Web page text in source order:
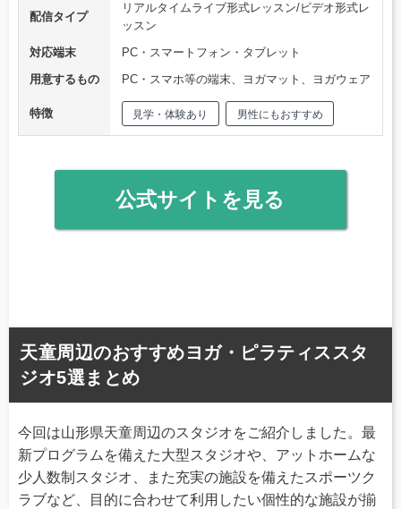
配信タイプ
リアルタイムライブ形式レッスン/ビデオ形式レ
ッスン
対応端末
PC・スマートフォン・タブレット
用意するもの
PC・スマホ等の端末、ヨガマット、ヨガウェア
特徴 見学・体験あり 男性にもおすすめ
公式サイトを見る
天童周辺のおすすめヨガ・ピラティススタ
ジオ5選まとめ
今回は山形県天童周辺のスタジオをご紹介しました。最
新プログラムを備えた大型スタジオや、アットホームな
少人数制スタジオ、また充実の施設を備えたスポーツク
ラブなど、目的に合わせて利用したい個性的な施設が揃